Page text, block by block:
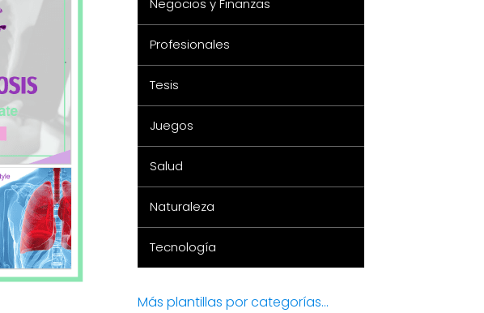
Negocios y Finanzas
Profesionales
Tesis
Juegos
Salud
Naturaleza
Tecnología
Más plantillas por categorías...